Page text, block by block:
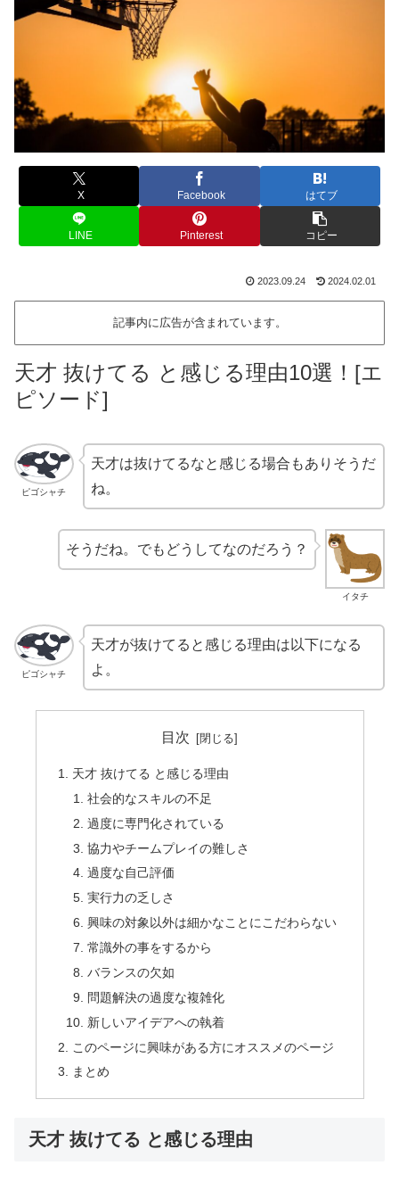
X Facebook はてブ
LINE Pinterest コピー
2023.09.24 2024.02.01
記事内に広告が含まれています。
天才 抜けてる と感じる理由10選！[エ
ピソード]
ピゴシャチ
天才は抜けてるなと感じる場合もありそうだ
ね。
イタチ
そうだね。でもどうしてなのだろう？
ピゴシャチ
天才が抜けてると感じる理由は以下になる
よ。
目次
天才 抜けてる と感じる理由
社会的なスキルの不足
過度に専門化されている
協力やチームプレイの難しさ
過度な自己評価
実行力の乏しさ
興味の対象以外は細かなことにこだわらない
常識外の事をするから
バランスの欠如
問題解決の過度な複雑化
新しいアイデアへの執着
このページに興味がある方にオススメのページ
まとめ
天才 抜けてる と感じる理由